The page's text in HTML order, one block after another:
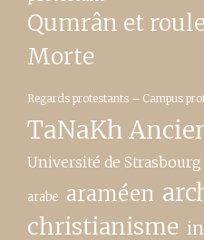
Qumrân et
Morte
Regards protestants – Campus
TaNaKh
Université de Strasbourg
arabe araméen
christianisme